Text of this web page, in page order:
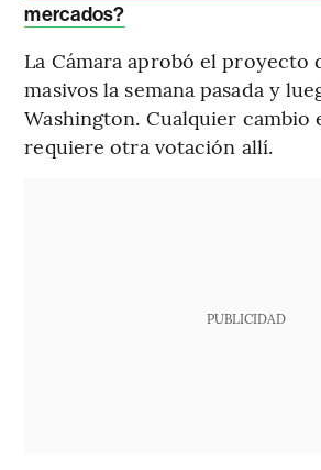
mercados?
La Cámara aprobó el proyecto
masivos la semana pasada y
Washington. Cualquier cambio
requiere otra votación allí.
PUBLICIDAD